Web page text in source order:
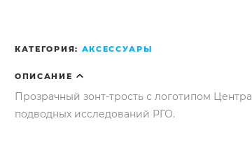
КАТЕГОРИЯ: АКСЕССУАРЫ
ОПИСАНИЕ
Прозрачный зонт-трость с логотипом Центра
подводных исследований РГО.